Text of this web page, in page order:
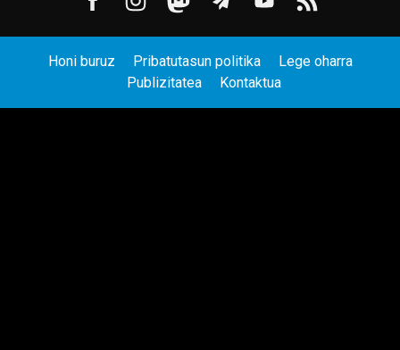
Honi buruz Pribatutasun politika
Lege oharra
Publizitatea
Kontaktua